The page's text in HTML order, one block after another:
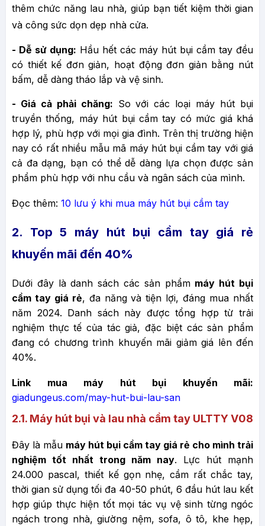
thêm chức năng lau nhà, giúp bạn tiết kiệm thời gian
và công sức dọn dẹp nhà cửa.
- Dễ sử dụng: Hầu hết các máy hút bụi cầm tay đều
có thiết kế đơn giản, hoạt động đơn giản bằng nút
bấm, dễ dàng tháo lắp và vệ sinh.
- Giá cả phải chăng: So với các loại máy hút bụi
truyền thống, máy hút bụi cầm tay có mức giá khá
hợp lý, phù hợp với mọi gia đình. Trên thị trường hiện
nay có rất nhiều mẫu mã máy hút bụi cầm tay với giá
cả đa dạng, bạn có thể dễ dàng lựa chọn được sản
phẩm phù hợp với nhu cầu và ngân sách của mình.
Đọc thêm: 10 lưu ý khi mua máy hút bụi cầm tay
2. Top 5 máy hút bụi cầm tay giá rẻ
khuyến mãi đến 40%
Dưới đây là danh sách các sản phẩm máy hút bụi
cầm tay giá rẻ, đa năng và tiện lợi, đáng mua nhất
năm 2024. Danh sách này được tổng hợp từ trải
nghiệm thực tế của tác giả, đặc biệt các sản phẩm
đang có chương trình khuyến mãi giảm giá lên đến
40%.
Link mua máy hút bụi khuyến mãi:
giadungeus.com/may-hut-bui-lau-san
2.1. Máy hút bụi và lau nhà cầm tay ULTTY V08
Đây là mẫu máy hút bụi cầm tay giá rẻ cho mình trải
nghiệm tốt nhất trong năm nay. Lực hút mạnh
24.000 pascal, thiết kế gọn nhẹ, cầm rất chắc tay,
thời gian sử dụng tối đa 40-50 phút, 6 đầu hút lau kết
hợp giúp thực hiện tốt mọi tác vụ vệ sinh từng ngóc
ngách trong nhà, giường nệm, sofa, ô tô, khe hẹp,